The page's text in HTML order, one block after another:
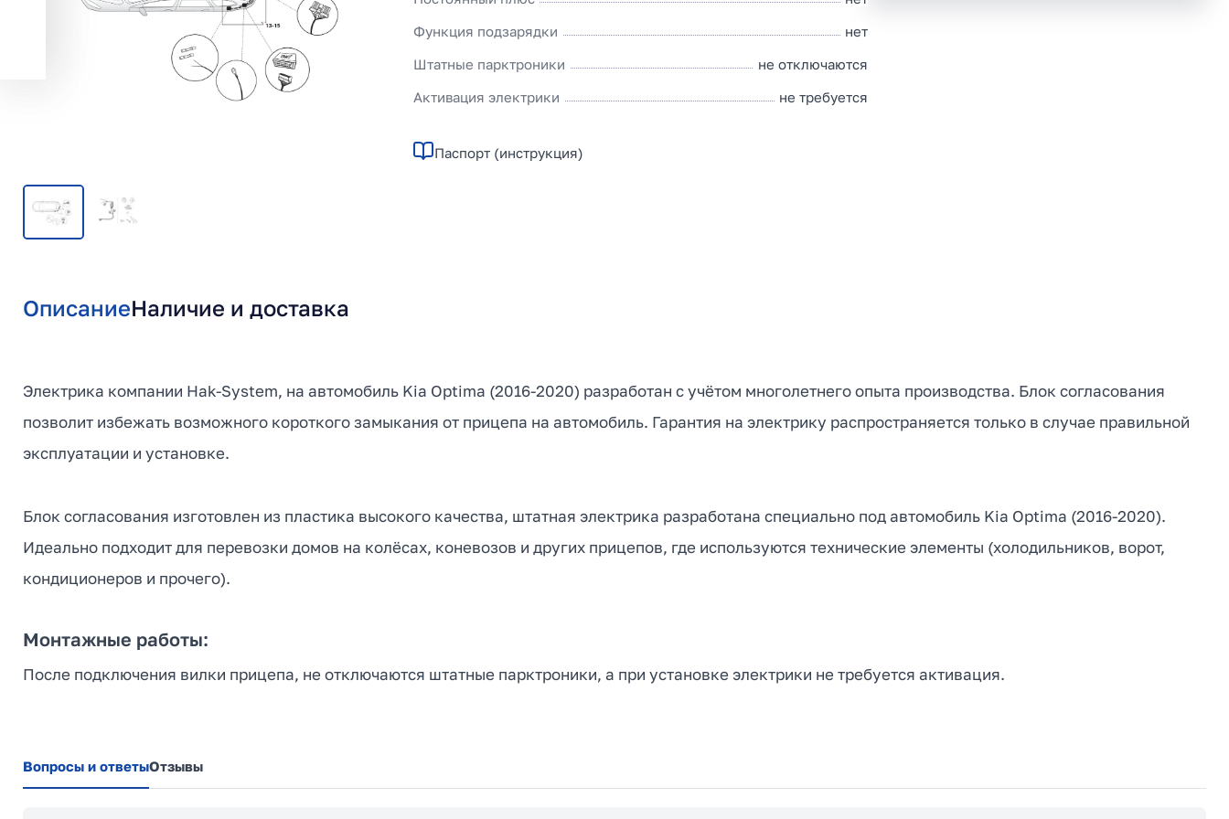
Функция подзарядки
нет
Штатные парктроники
не отключаются
Активация электрики
не требуется
Паспорт (инструкция)
ОписаниеНаличие и доставка
Электрика компании Hak-System, на автомобиль Kia Optima (2016-2020) разработан с учётом многолетнего опыта производства. Блок согласования
позволит избежать возможного короткого замыкания от прицепа на автомобиль. Гарантия на электрику распространяется только в случае правильной
эксплуатации и установке.
Блок согласования изготовлен из пластика высокого качества, штатная электрика разработана специально под автомобиль Kia Optima (2016-2020).
Идеально подходит для перевозки домов на колёсах, коневозов и других прицепов, где используются технические элементы (холодильников, ворот,
кондиционеров и прочего).
Монтажные работы:
После подключения вилки прицепа, не отключаются штатные парктроники, а при установке электрики не требуется активация.
Вопросы и ответыОтзывы